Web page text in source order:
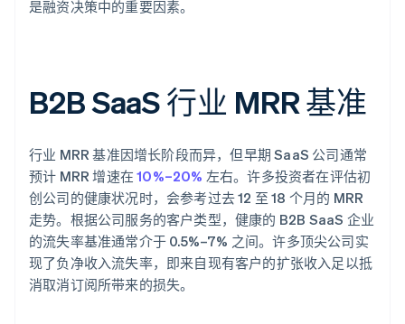
是融资决策中的重要因素。
B2B SaaS 行业 MRR 基准
行业 MRR 基准因增长阶段而异，但早期 SaaS 公司通常
预计 MRR 增速在10%–20% 左右。许多投资者在评估初
创公司的健康状况时，会参考过去 12 至 18 个月的 MRR
走势。根据公司服务的客户类型，健康的 B2B SaaS 企业
的流失率基准通常介于 0.5%–7% 之间。许多顶尖公司实
现了负净收入流失率，即来自现有客户的扩张收入足以抵
消取消订阅所带来的损失。